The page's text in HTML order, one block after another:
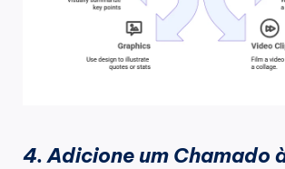
4. Adicione um Chamado